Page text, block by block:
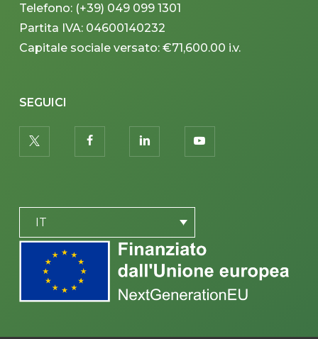
Telefono: (+39) 049 099 1301
Partita IVA: 04600140232
Capitale sociale versato: €71,600.00 i.v.
SEGUICI
twitter facebooklinkedin youtube
IT